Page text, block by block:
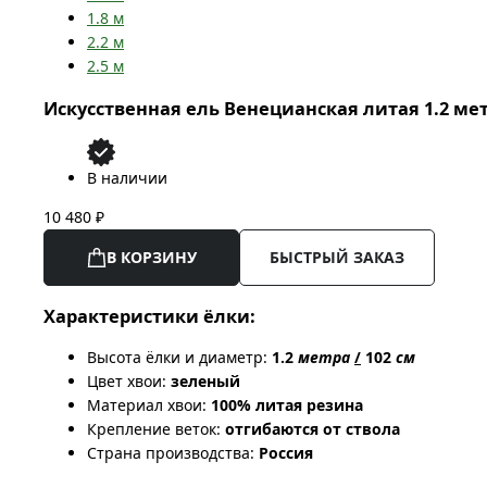
1.8 м
2.2 м
2.5 м
Искусственная ель Венецианская литая 1.2
В наличии
10 480 ₽
В КОРЗИНУ
БЫСТРЫЙ ЗАКАЗ
Характеристики ёлки:
Высота ёлки и диаметр: 1.2 метра / 102 см
Цвет хвои: зеленый
Материал хвои: 100% литая резина
Крепление веток: отгибаются от ствола
Страна производства: Россия